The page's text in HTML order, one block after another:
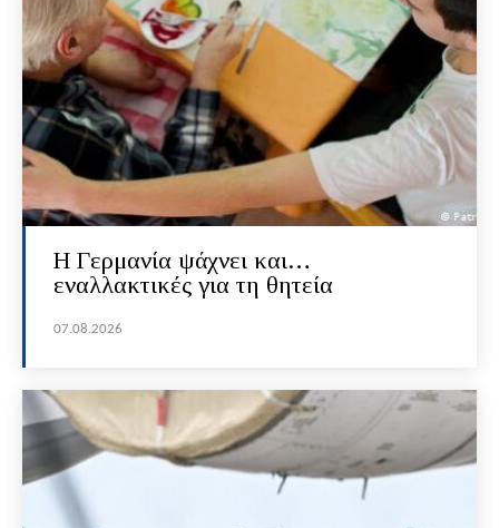
H Γερμανία ψάχνει και…
εναλλακτικές για τη θητεία
07.08.2026